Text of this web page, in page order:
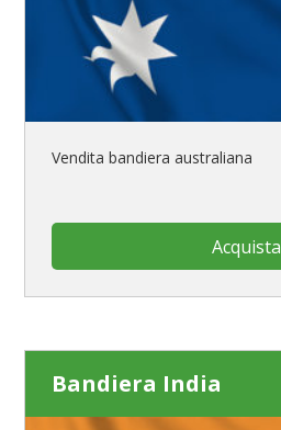
Vendita bandiera australiana
Acquista
Bandiera India